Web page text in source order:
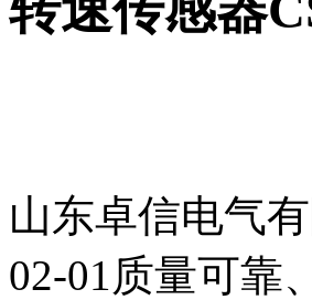
山东卓信电气
02-01质量可靠